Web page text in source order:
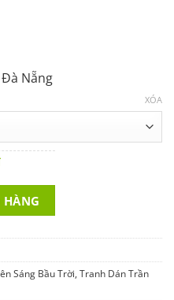
Đà Nẵng
XÓA
Current
is:
1.200.000 ₫.
số lượng
Sáng Bầu Trời, Tranh Dán Trần